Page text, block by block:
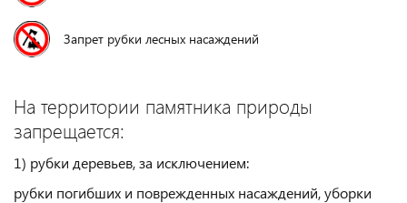
Запрет рубки лесных насаждений
На территории памятника природы
запрещается:
1) рубки деревьев, за исключением:
рубки погибших и поврежденных насаждений, уборки